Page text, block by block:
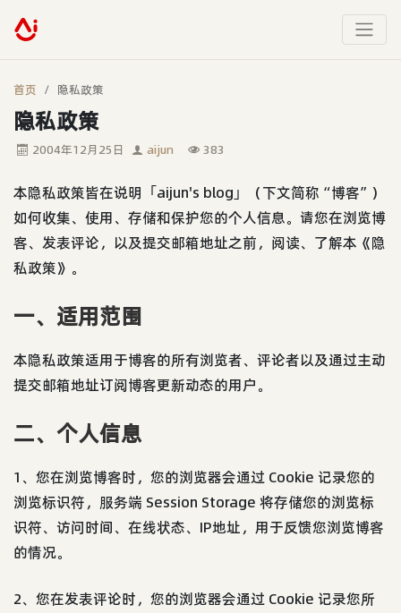
首页 隐私政策
隐私政策
2004年12月25日 aijun 383
本隐私政策皆在说明「aijun's blog」（下文简称“博客”）
如何收集、使用、存储和保护您的个人信息。请您在浏览博
客、发表评论，以及提交邮箱地址之前，阅读、了解本《隐
私政策》。
一、适用范围
本隐私政策适用于博客的所有浏览者、评论者以及通过主动
提交邮箱地址订阅博客更新动态的用户。
二、个人信息
1、您在浏览博客时，您的浏览器会通过 Cookie 记录您的
浏览标识符，服务端 Session Storage 将存储您的浏览标
识符、访问时间、在线状态、IP地址，用于反馈您浏览博客
的情况。
2、您在发表评论时，您的浏览器会通过 Cookie 记录您所